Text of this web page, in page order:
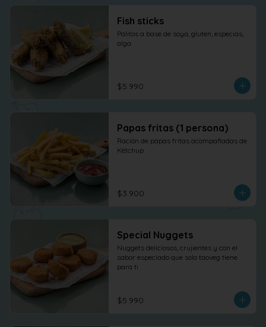
Fish sticks
Palitos a base de soya, gluten, especias,
alga.
$5.990
Papas fritas (1 persona)
Ración de papas fritas acompañadas de
Kétchup
$3.900
Special Nuggets
Nuggets deliciosos, crujientes y con el
sabor especiado que solo taoveg tiene
para ti
$5.990